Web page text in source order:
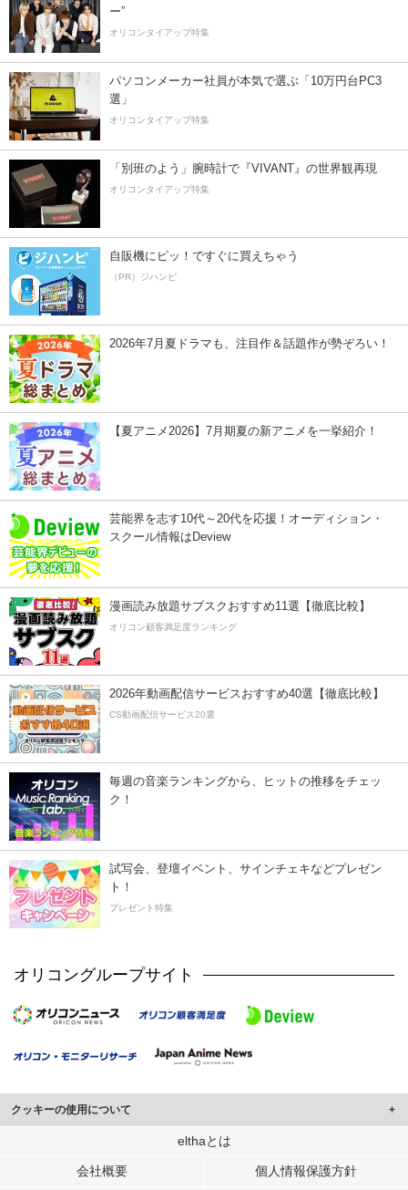
ー”
オリコンタイアップ特集
パソコンメーカー社員が本気で選ぶ「10万円台PC3
選」
オリコンタイアップ特集
「別班のよう」腕時計で『VIVANT』の世界観再現
オリコンタイアップ特集
自販機にピッ！ですぐに買えちゃう
（PR）ジハンピ
2026年7月夏ドラマも、注目作＆話題作が勢ぞろい！
【夏アニメ2026】7月期夏の新アニメを一挙紹介！
芸能界を志す10代～20代を応援！オーディション・
スクール情報はDeview
漫画読み放題サブスクおすすめ11選【徹底比較】
オリコン顧客満足度ランキング
2026年動画配信サービスおすすめ40選【徹底比較】
CS動画配信サービス20選
毎週の音楽ランキングから、ヒットの推移をチェッ
ク！
試写会、登壇イベント、サインチェキなどプレゼン
ト！
プレゼント特集
オリコングループサイト
クッキーの使用について
このサイトでは Cookie を使用して、ユーザーに合わせたコンテンツや広告の
行っています。
elthaとは
会社概要 個人情報保護方針